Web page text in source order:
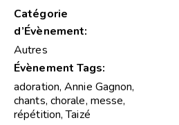
Catégorie
d’Évènement:
Autres
Évènement Tags:
adoration,Annie Gagnon,
chants, chorale, messe,
répétition,Taizé